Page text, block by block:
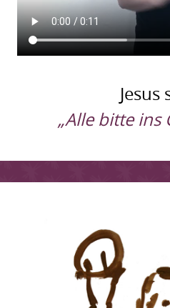
Jesus
„Alle bitte ins